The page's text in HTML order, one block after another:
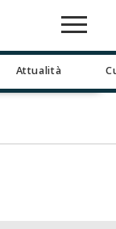
Attualità